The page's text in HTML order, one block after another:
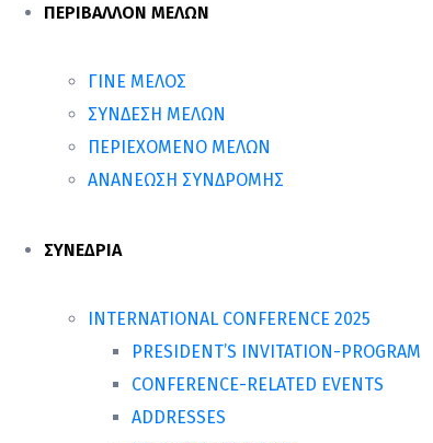
ΠΕΡΙΒΑΛΛΟΝ ΜΕΛΩΝ
ΓΙΝΕ ΜΕΛΟΣ
ΣΥΝΔΕΣΗ ΜΕΛΩΝ
ΠΕΡΙΕΧΟΜΕΝΟ ΜΕΛΩΝ
ΑΝΑΝΕΩΣΗ ΣΥΝΔΡΟΜΗΣ
ΣΥΝΕΔΡΙΑ
INTERNATIONAL CONFERENCE 2025
PRESIDENT’S INVITATION-PROGRAM
CONFERENCE-RELATED EVENTS
ADDRESSES